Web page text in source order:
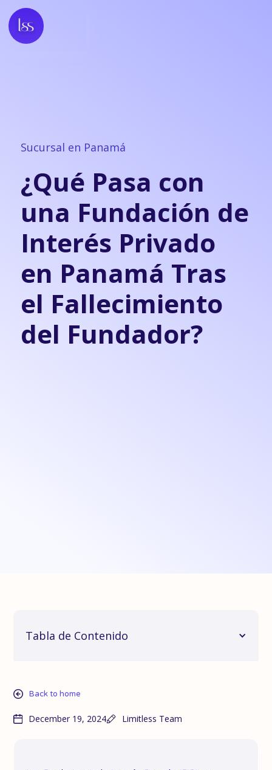
Sucursal en Panamá
¿Qué Pasa con
una Fundación de
Interés Privado
en Panamá Tras
el Fallecimiento
del Fundador?
Back to home
December 19, 2024 Limitless Team
Tabla de Contenido